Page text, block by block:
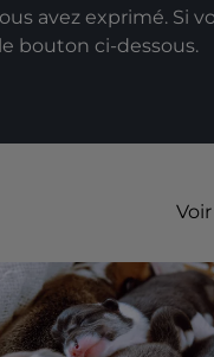
avez exprimé. Si
bouton ci-dessous.